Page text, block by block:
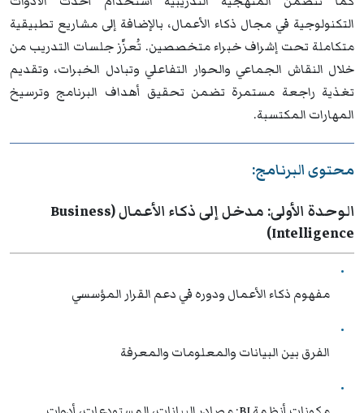
التكنولوجية في مجال ذكاء الأعمال، بالإضافة إلى مشاريع تطبيقية
متكاملة تحت إشراف خبراء متخصصين. تُعزَّز جلسات التدريب من
خلال النقاش الجماعي والحوار التفاعلي وتبادل الخبرات، وتقديم
تغذية راجعة مستمرة تضمن تحقيق أهداف البرنامج وترسيخ
المهارات المكتسبة.
محتوى البرنامج:
الوحدة الأولى: مدخل إلى ذكاء الأعمال (Business
Intelligence)
مفهوم ذكاء الأعمال ودوره في دعم القرار المؤسسي
الفرق بين البيانات والمعلومات والمعرفة